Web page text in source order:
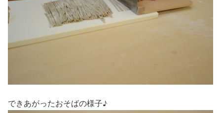
できあがったおそばの様子♪